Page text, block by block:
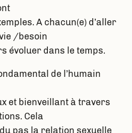
A chacun(e) d’aller
/besoin
évoluer dans le temps.
de l’humain
et bienveillant à travers
Cela
pas la relation sexuelle